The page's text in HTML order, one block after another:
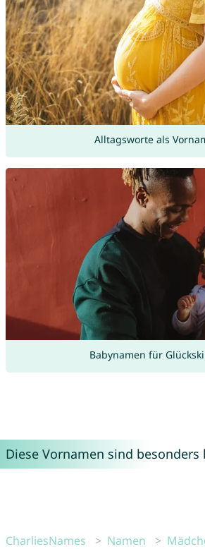
Alltagsworte als
Babynamen für
Diese Vornamen sind besonders
CharliesNames Namen